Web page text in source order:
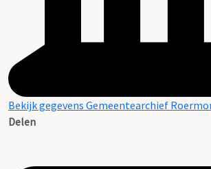
Bekijk gegevens Gemeentearchief
Delen